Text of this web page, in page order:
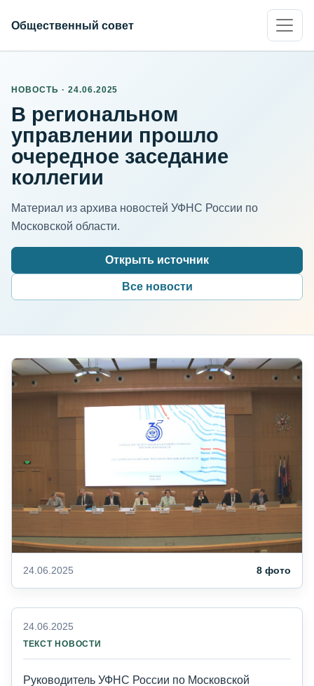
Общественный совет
НОВОСТЬ · 24.06.2025
В региональном
управлении прошло
очередное заседание
коллегии
Материал из архива новостей УФНС России по
Московской области.
Открыть источник
Все новости
24.06.2025 8 фото
24.06.2025
ТЕКСТ НОВОСТИ
Руководитель УФНС России по Московской